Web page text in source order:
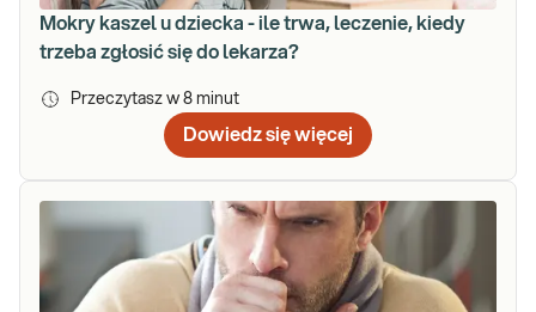
Mokry kaszel u dziecka - ile trwa, leczenie, kiedy
trzeba zgłosić się do lekarza?
Przeczytasz w 8 minut
Dowiedz się więcej